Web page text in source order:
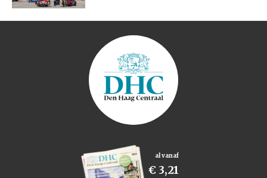
al vanaf
€ 3,21